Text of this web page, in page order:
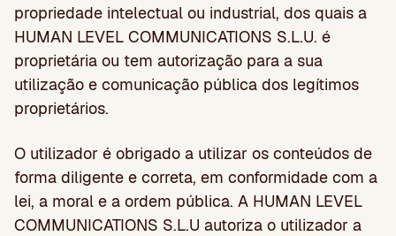
propriedade intelectual ou industrial, dos quais a
HUMAN LEVEL COMMUNICATIONS S.L.U. é
proprietária ou tem autorização para a sua
utilização e comunicação pública dos legítimos
proprietários.
O utilizador é obrigado a utilizar os conteúdos de
forma diligente e correta, em conformidade com a
lei, a moral e a ordem pública. A HUMAN LEVEL
COMMUNICATIONS S.L.U autoriza o utilizador a